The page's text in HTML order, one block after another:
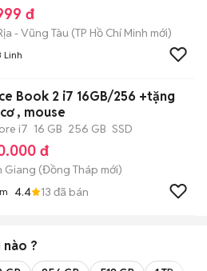
đ
- Vũng Tàu (TP Hồ Chí Minh mới)
Linh
Book 2 i7 16GB/256 +tặng
, mouse
i7 16 GB 256 GB SSD
đ
Giang (Đồng Tháp mới)
4.4 13 đã bán
nào ?